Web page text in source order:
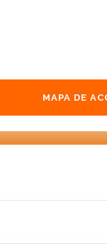
MAPA DE